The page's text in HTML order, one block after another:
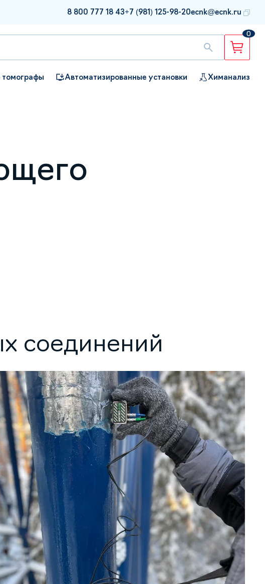
8 800 777 18 43+7 (981) 125-98-20ecnk@ecnk.ru
0
Автоматизированные установки Химанализ
соединений